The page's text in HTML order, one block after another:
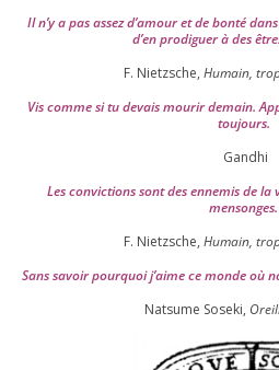
Il n’y a pas assez d’a­mour et de bon­té
d’en pro­di­guer à des
F. Nietzsche, Humain,
Vis comme si tu devais mou­rir demain.
toujours.
Gandhi
Les convic­tions sont des enne­mis de la
mensonges.
F. Nietzsche, Humain,
Sans savoir pour­quoi j’aime ce monde où
Natsume Soseki,